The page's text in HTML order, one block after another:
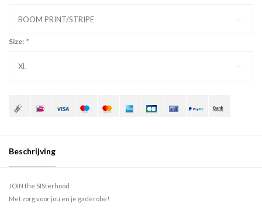
BOOM PRINT/STRIPE
Size: *
XL
Beschrijving
JOIN the SISterhood
Met zorg voor jou en je gaderobe!